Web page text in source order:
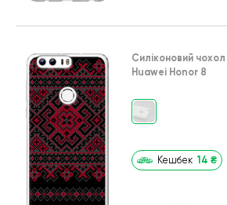
Силіконовий чохол
Huawei Honor 8
Кешбек 14 ₴